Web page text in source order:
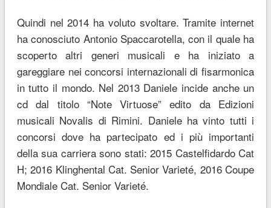
Quindi nel 2014 ha voluto svoltare. Tramite internet
ha conosciuto Antonio Spaccarotella, con il quale ha
scoperto altri generi musicali e ha iniziato a
gareggiare nei concorsi internazionali di fisarmonica
in tutto il mondo. Nel 2013 Daniele incide anche un
cd dal titolo “Note Virtuose” edito da Edizioni
musicali Novalis di Rimini. Daniele ha vinto tutti i
concorsi dove ha partecipato ed i più importanti
della sua carriera sono stati: 2015 Castelfidardo Cat
H; 2016 Klinghental Cat. Senior Varieté, 2016 Coupe
Mondiale Cat. Senior Varieté.